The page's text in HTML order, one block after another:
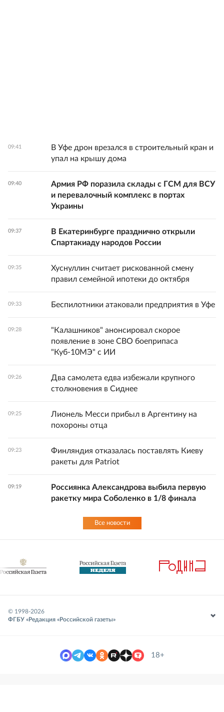
09:41
В Уфе дрон врезался в строительный кран и
упал на крышу дома
09:40
Армия РФ поразила склады с ГСМ для ВСУ
и перевалочный комплекс в портах
Украины
09:37
В Екатеринбурге празднично открыли
Спартакиаду народов России
09:35
Хуснуллин считает рискованной смену
правил семейной ипотеки до октября
09:33 Беспилотники атаковали предприятия в Уфе
09:28
"Калашников" анонсировал скорое
появление в зоне СВО боеприпаса
"Куб-10МЭ" с ИИ
09:26
Два самолета едва избежали крупного
столкновения в Сиднее
09:25
Лионель Месси прибыл в Аргентину на
похороны отца
09:23
Финляндия отказалась поставлять Киеву
ракеты для Patriot
09:19
Россиянка Александрова выбила первую
ракетку мира Соболенко в 1/8 финала
Все новости
© 1998-2026
ФГБУ «Редакция «Российской газеты»
18+